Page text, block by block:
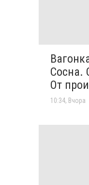
Сосна.
От
10:34, Вчора